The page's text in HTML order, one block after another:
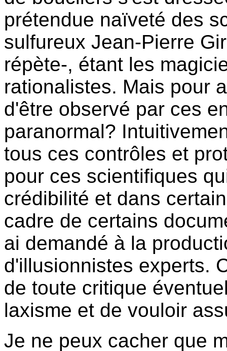
prétendue naïveté des
sulfureux Jean-Pierre
répète-, étant les
rationalistes. Mais pour
d'être observé par ces
paranormal?
tous ces contrôles et
pour ces scientifiques
crédibilité et dans
cadre de certains
ai demandé à la
d'illusionnistes experts.
de toute critique
laxisme et de vouloir
Je ne peux cacher que